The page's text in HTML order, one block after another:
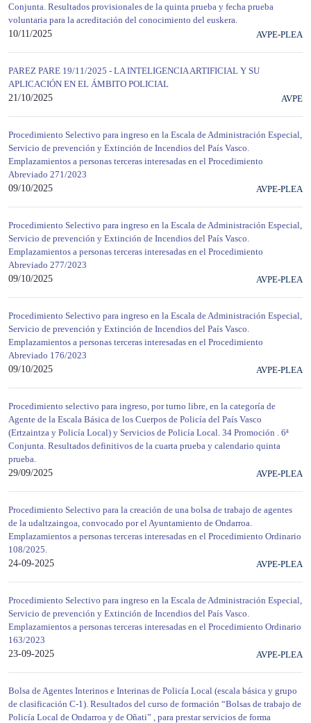
Conjunta. Resultados provisionales de la quinta prueba y fecha prueba
voluntaria para la acreditación del conocimiento del euskera.
10/11/2025
AVPE-PLEA
PAREZ PARE 19/11/2025 - LA INTELIGENCIA ARTIFICIAL Y SU
APLICACIÓN EN EL ÁMBITO POLICIAL
21/10/2025
AVPE
Procedimiento Selectivo para ingreso en la Escala de Administración Especial,
Servicio de prevención y Extinción de Incendios del País Vasco.
Emplazamientos a personas terceras interesadas en el Procedimiento
Abreviado 271/2023
09/10/2025
AVPE-PLEA
Procedimiento Selectivo para ingreso en la Escala de Administración Especial,
Servicio de prevención y Extinción de Incendios del País Vasco.
Emplazamientos a personas terceras interesadas en el Procedimiento
Abreviado 277/2023
09/10/2025
AVPE-PLEA
Procedimiento Selectivo para ingreso en la Escala de Administración Especial,
Servicio de prevención y Extinción de Incendios del País Vasco.
Emplazamientos a personas terceras interesadas en el Procedimiento
Abreviado 176/2023
09/10/2025
AVPE-PLEA
Procedimiento selectivo para ingreso, por turno libre, en la categoría de
Agente de la Escala Básica de los Cuerpos de Policía del País Vasco
(Ertzaintza y Policía Local) y Servicios de Policía Local. 34 Promoción . 6ª
Conjunta. Resultados definitivos de la cuarta prueba y calendario quinta
prueba.
29/09/2025
AVPE-PLEA
Procedimiento Selectivo para la creación de una bolsa de trabajo de agentes
de la udaltzaingoa, convocado por el Ayuntamiento de Ondarroa.
Emplazamientos a personas terceras interesadas en el Procedimiento Ordinario
108/2025.
24-09-2025
AVPE-PLEA
Procedimiento Selectivo para ingreso en la Escala de Administración Especial,
Servicio de prevención y Extinción de Incendios del País Vasco.
Emplazamientos a personas terceras interesadas en el Procedimiento Ordinario
163/2023
23-09-2025
AVPE-PLEA
Bolsa de Agentes Interinos e Interinas de Policía Local (escala básica y grupo
de clasificación C-1). Resultados del curso de formación “Bolsas de trabajo de
Policía Local de Ondarroa y de Oñati” , para prestar servicios de forma